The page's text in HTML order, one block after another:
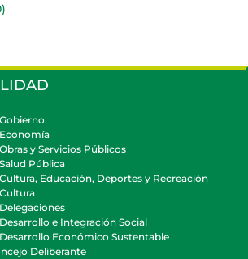
y Servicios Públicos
Pública
Educación, Deportes y Recreación
e Integración Social
Económico Sustentable
Deliberante